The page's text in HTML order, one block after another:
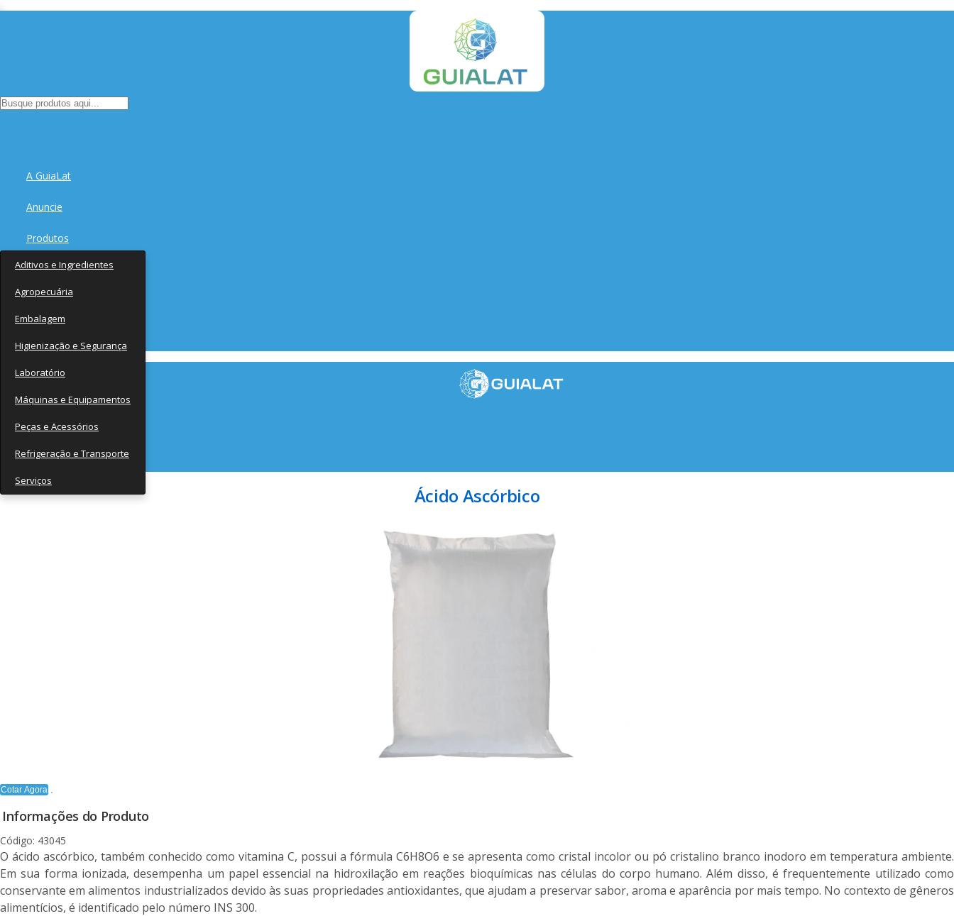
A GuiaLat
Anuncie
Produtos
Aditivos e Ingredientes
Agropecuária
Embalagem
Higienização e Segurança
Laboratório
Máquinas e Equipamentos
Peças e Acessórios
Refrigeração e Transporte
Serviços
Fornecedores
Notícias
Ácido Ascórbico
Cotar Agora
Informações do Produto
Código: 43045
O ácido ascórbico, também conhecido como vitamina C, possui a fórmula C6H8O6 e se apresenta como cristal incolor ou pó cristalino branco inodoro em temperatura ambiente.
Em sua forma ionizada, desempenha um papel essencial na hidroxilação em reações bioquímicas nas células do corpo humano. Além disso, é frequentemente utilizado como
conservante em alimentos industrializados devido às suas propriedades antioxidantes, que ajudam a preservar sabor, aroma e aparência por mais tempo. No contexto de gêneros
alimentícios, é identificado pelo número INS 300.